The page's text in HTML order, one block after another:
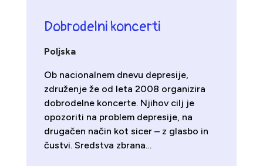
Dobrodelni koncerti
Poljska
Ob nacionalnem dnevu depresije,
združenje že od leta 2008 organizira
dobrodelne koncerte. Njihov cilj je
opozoriti na problem depresije, na
drugačen način kot sicer – z glasbo in
čustvi. Sredstva zbrana…